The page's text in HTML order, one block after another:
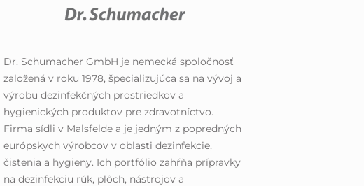
Dr. Schumacher GmbH je nemecká spoločnosť
založená v roku 1978, špecializujúca sa na vývoj a
výrobu dezinfekčných prostriedkov a
hygienických produktov pre zdravotníctvo.
Firma sídli v Malsfelde a je jedným z popredných
európskych výrobcov v oblasti dezinfekcie,
čistenia a hygieny. Ich portfólio zahŕňa prípravky
na dezinfekciu rúk, plôch, nástrojov a